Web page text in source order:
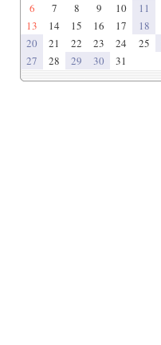
6
7 8 9 10 11
13
14 15 16 17 18
20
21 22 23 24 25
27
28 29 30 31